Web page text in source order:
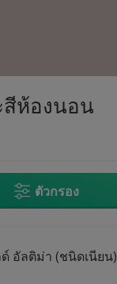
ห้องนอน
ตัวกรอง
อัลติม่า (ชนิดเนียน)